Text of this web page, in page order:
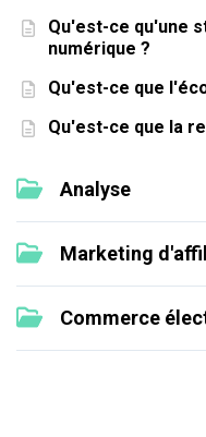
Qu'est-ce qu'une
numérique ?
Qu'est-ce que
Qu'est-ce que la
Analyse
Marketing
Commerce